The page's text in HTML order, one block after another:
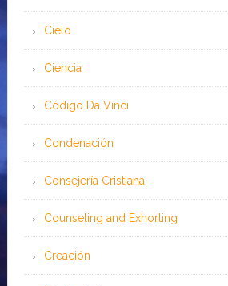
Cielo
Ciencia
Código Da Vinci
Condenación
Consejería Cristiana
Counseling and Exhorting
Creación